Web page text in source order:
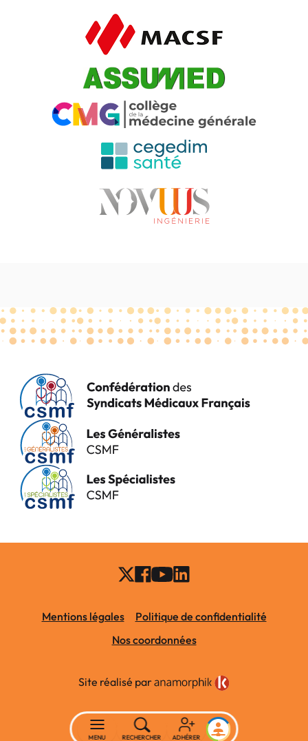
Mentions légales
Politique de confidentialité
Nos coordonnées
Site réalisé par
MENU RECHERCHER ADHÉRER